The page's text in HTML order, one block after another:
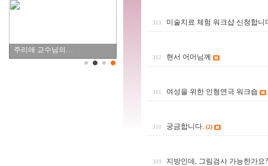
주리애 교수님의…
313 미술치료 체험 워크샵 신청합니
312 현서 어머님께
311 여성을 위한 인형연극 워크숍
310 궁금합니다. (2)
309 지방인데, 그림검사 가능한가요?